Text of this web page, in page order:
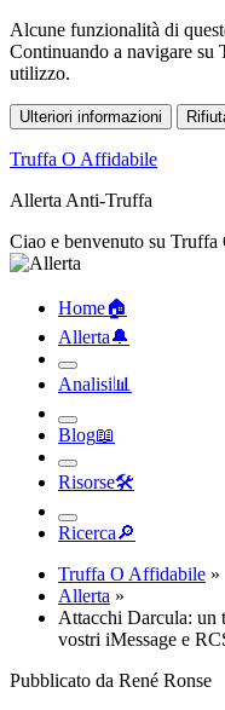
Alcune funzionalità di
Continuando a navigare
utilizzo.
Ulteriori informazioni
Truffa O Affidabile
Allerta Anti-Truffa
Ciao e benvenuto su
Home🏠︎
Allerta🔔︎
Analisi📊︎
Blog📖︎
Risorse🛠︎
Ricerca🔎︎
Truffa O Affidabile »
Allerta »
Attacchi Darcula: un
vostri iMessage e
Pubblicato da René Ronse